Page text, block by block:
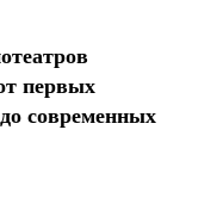
первых
современных